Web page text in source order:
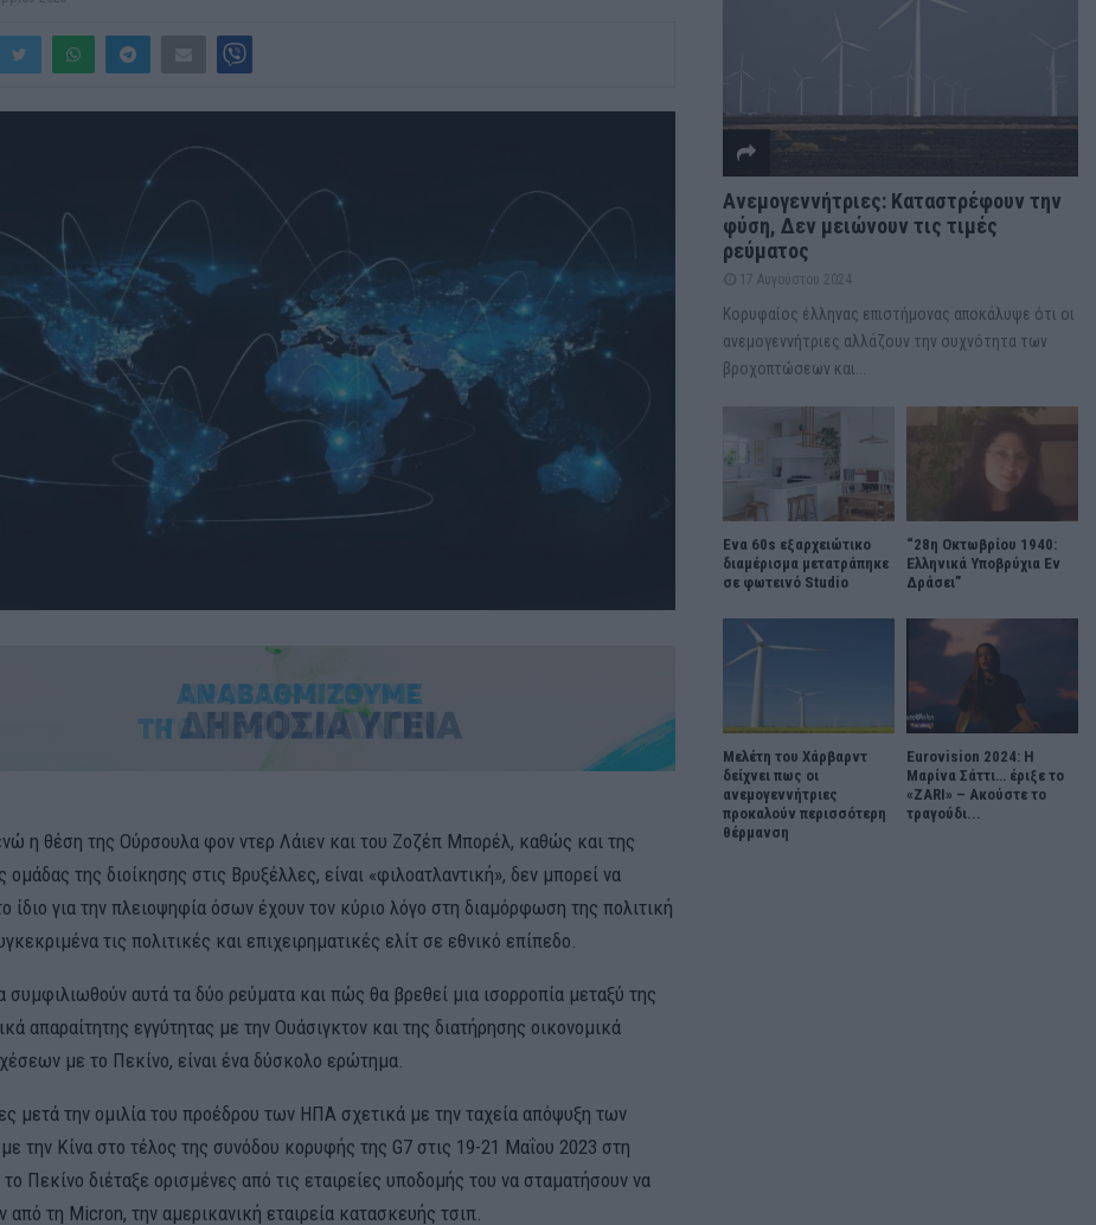
η θέση της Ούρσουλα φον ντερ Λάιεν και του Ζοζέπ Μπορέλ, καθώς και της
ομάδας της διοίκησης στις Βρυξέλλες, είναι «φιλοατλαντική», δεν μπορεί να
ίδιο για την πλειοψηφία όσων έχουν τον κύριο λόγο στη διαμόρφωση της πολιτική
τις πολιτικές και επιχειρηματικές ελίτ σε εθνικό επίπεδο.
αυτά τα δύο ρεύματα και πώς θα βρεθεί μια ισορροπία μεταξύ της
απαραίτητης εγγύτητας με την Ουάσιγκτον και της διατήρησης οικονομικά
με το Πεκίνο, είναι ένα δύσκολο ερώτημα.
μετά την ομιλία του προέδρου των ΗΠΑ σχετικά με την ταχεία απόψυξη των
την Κίνα στο τέλος της συνόδου κορυφής της G7 στις 19-21 Μαΐου 2023 στη
το Πεκίνο διέταξε ορισμένες από τις εταιρείες υποδομής του να σταματήσουν να
από τη Micron, την αμερικανική εταιρεία κατασκευής τσιπ.
Ανεμογεννήτριες: Καταστρέφουν την
φύση, Δεν μειώνουν τις τιμές
ρεύματος
17 Αυγούστου 2024
Κορυφαίος έλληνας επιστήμονας αποκάλυψε ότι οι
ανεμογεννήτριες αλλάζουν την συχνότητα των
βροχοπτώσεων και...
Ένα 60s εξαρχειώτικο
διαμέρισμα μετατράπηκε
σε φωτεινό Studio
“28η Οκτωβρίου 1940:
Ελληνικά Υποβρύχια Εν
Δράσει”
Μελέτη του Χάρβαρντ
δείχνει πως οι
ανεμογεννήτριες
προκαλούν περισσότερη
θέρμανση
Eurovision 2024: Η
Μαρίνα Σάττι… έριξε το
«ZARI» – Ακούστε το
τραγούδι...